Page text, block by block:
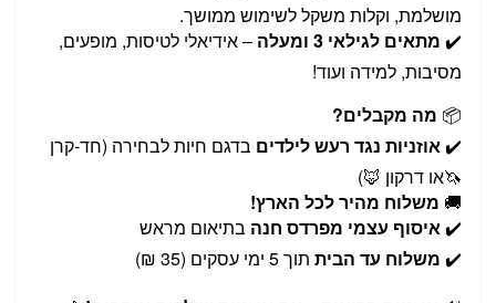
מושלמת, וקלות משקל לשימוש ממושך.
✔️ מתאים לגילאי 3 ומעלה
– אידיאלי לטיסות, מופעים,
מסיבות, למידה ועוד!
📦 מה מקבלים?
✔️אוזניות נגד רעש לילדים בדגם חיות לבחירה (חד-קרן
🦄או דרקון 🦊)
🚚 משלוח מהיר לכל הארץ!
✔️איסוף עצמי מפרדס חנה בתיאום מראש
✔️ משלוח עד הבית תוך 5 ימי עסקים (35 ₪)